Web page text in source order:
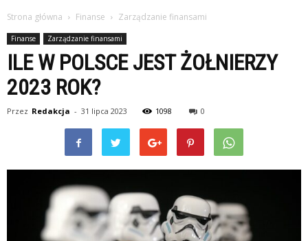
Strona główna Finanse Zarządzanie finansami
Finanse Zarządzanie finansami
ILE W POLSCE JEST ŻOŁNIERZY
2023 ROK?
Przez Redakcja - 31 lipca 2023 1098 0